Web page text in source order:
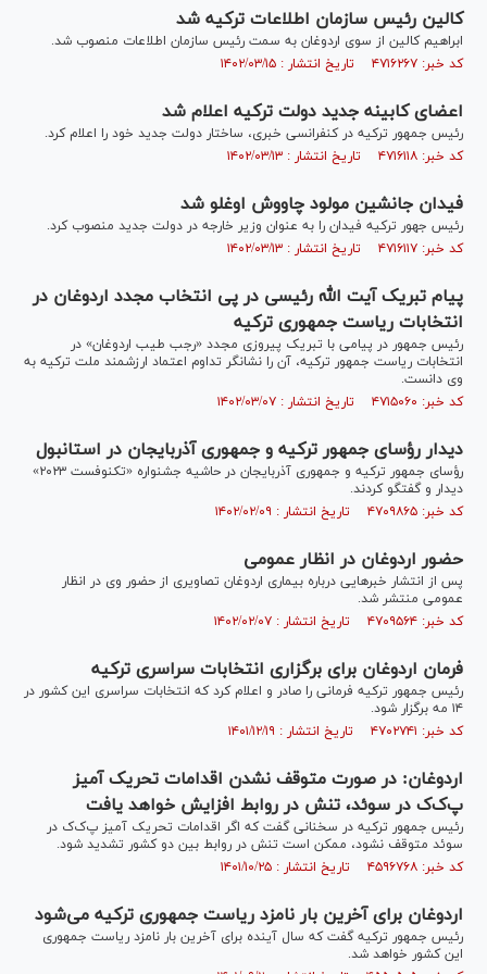
کالین رئیس سازمان اطلاعات ترکیه شد
ابراهیم کالین از سوی اردوغان به سمت رئیس سازمان اطلاعات منصوب شد.
کد خبر: ۴۷۱۶۲۶۷ تاریخ انتشار : ۱۴۰۲/۰۳/۱۵
اعضای کابینه جدید دولت ترکیه اعلام شد
رئیس جمهور ترکیه در کنفرانسی خبری، ساختار دولت جدید خود را اعلام کرد.
کد خبر: ۴۷۱۶۱۱۸ تاریخ انتشار : ۱۴۰۲/۰۳/۱۳
فیدان جانشین مولود چاووش اوغلو شد
رئیس جهور ترکیه فیدان را به عنوان وزیر خارجه در دولت جدید منصوب کرد.
کد خبر: ۴۷۱۶۱۱۷ تاریخ انتشار : ۱۴۰۲/۰۳/۱۳
پیام تبریک آیت الله رئیسی در پی انتخاب مجدد اردوغان در
انتخابات ریاست جمهوری ترکیه
رئیس جمهور در پیامی با تبریک پیروزی مجدد «رجب طیب اردوغان» در
انتخابات ریاست جمهور ترکیه، آن را نشانگر تداوم اعتماد ارزشمند ملت ترکیه به
وی دانست.
کد خبر: ۴۷۱۵۰۶۰ تاریخ انتشار : ۱۴۰۲/۰۳/۰۷
دیدار رؤسای جمهور ترکیه و جمهوری آذربایجان در استانبول
رؤسای جمهور ترکیه و جمهوری آذربایجان در حاشیه جشنواره «تکنوفست ۲۰۲۳»
دیدار و گفتگو کردند.
کد خبر: ۴۷۰۹۸۶۵ تاریخ انتشار : ۱۴۰۲/۰۲/۰۹
حضور اردوغان در انظار عمومی
پس از انتشار خبرهایی درباره بیماری اردوغان تصاویری از حضور وی در انظار
عمومی منتشر شد.
کد خبر: ۴۷۰۹۵۶۴ تاریخ انتشار : ۱۴۰۲/۰۲/۰۷
فرمان اردوغان برای برگزاری انتخابات سراسری ترکیه
رئیس‌ جمهور ترکیه فرمانی را صادر و اعلام کرد که انتخابات سراسری این کشور در
۱۴ مه برگزار شود.
کد خبر: ۴۷۰۲۷۴۱ تاریخ انتشار : ۱۴۰۱/۱۲/۱۹
اردوغان: در صورت متوقف نشدن اقدامات تحریک آمیز
پ‌ک‌ک در سوئد، تنش در روابط افزایش خواهد یافت
رئیس جمهور ترکیه در سخنانی گفت که اگر اقدامات تحریک آمیز پ‌ک‌ک در
سوئد متوقف نشود، ممکن است تنش در روابط بین دو کشور تشدید شود.
کد خبر: ۴۵۹۶۷۶۸ تاریخ انتشار : ۱۴۰۱/۱۰/۲۵
اردوغان برای آخرین بار نامزد ریاست جمهوری ترکیه می‌شود
رئیس جمهور ترکیه گفت که سال آینده برای آخرین بار نامزد ریاست جمهوری
این کشور خواهد شد.